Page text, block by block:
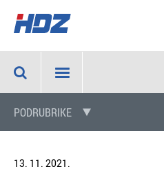
PODRUBRIKE
13. 11. 2021.